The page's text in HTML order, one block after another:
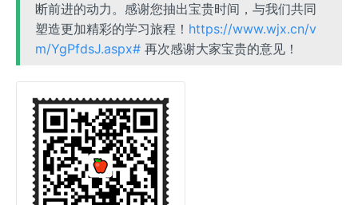
断前进的动力。感谢您抽出宝贵时间，与我们共同
塑造更加精彩的学习旅程！ https://www.wjx.cn/v
m/YgPfdsJ.aspx# 再次感谢大家宝贵的意见！